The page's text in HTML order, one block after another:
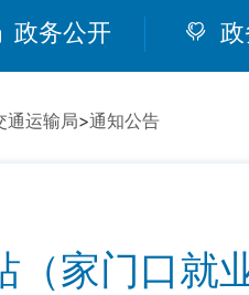
政务公开
通运输局>通知公告
（家门口就